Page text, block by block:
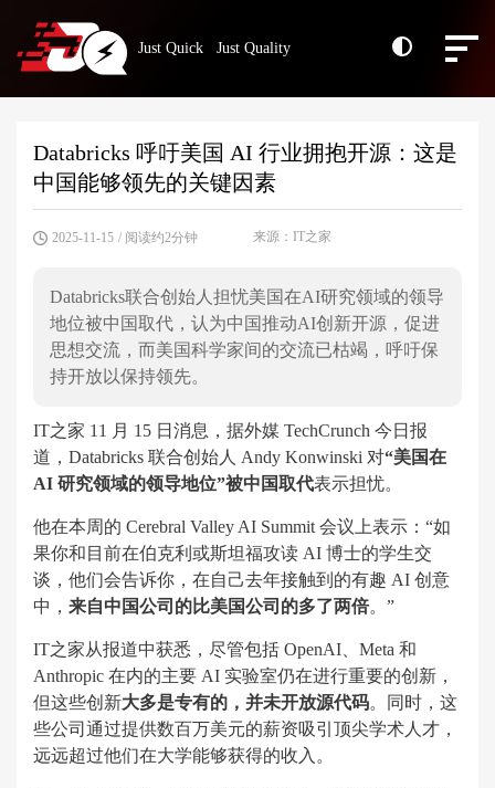
Just Quick Just Quality
Databricks 呼吁美国 AI 行业拥抱开源：这是
中国能够领先的关键因素
2025-11-15 / 阅读约2分钟 来源：IT之家
Databricks联合创始人担忧美国在AI研究领域的领导
地位被中国取代，认为中国推动AI创新开源，促进
思想交流，而美国科学家间的交流已枯竭，呼吁保
持开放以保持领先。
IT之家 11 月 15 日消息，据外媒 TechCrunch 今日报
道，Databricks 联合创始人 Andy Konwinski 对“美国在
AI 研究领域的领导地位”被中国取代表示担忧。
他在本周的 Cerebral Valley AI Summit 会议上表示：“如
果你和目前在伯克利或斯坦福攻读 AI 博士的学生交
谈，他们会告诉你，在自己去年接触到的有趣 AI 创意
中， 来自中国公司的比美国公司的多了两倍。”
IT之家从报道中获悉，尽管包括 OpenAI、Meta 和
Anthropic 在内的主要 AI 实验室仍在进行重要的创新，
但这些创新大多是专有的，并未开放源代码。同时，这
些公司通过提供数百万美元的薪资吸引顶尖学术人才，
远远超过他们在大学能够获得的收入。